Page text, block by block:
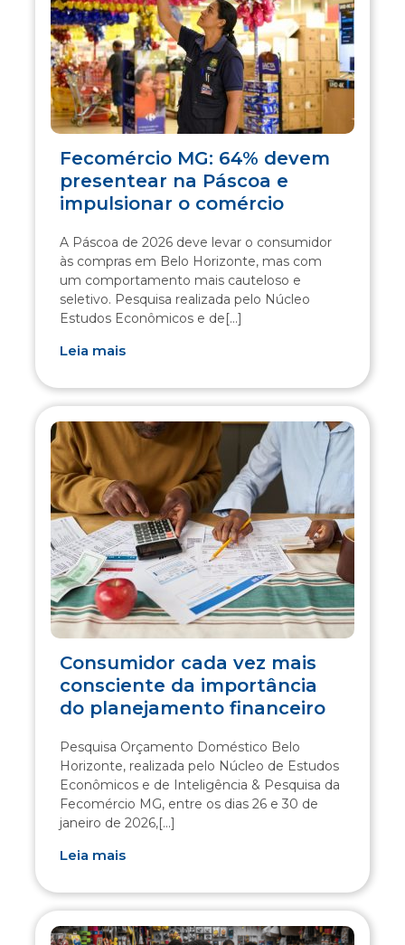
Fecomércio MG: 64% devem
presentear na Páscoa e
impulsionar o comércio
A Páscoa de 2026 deve levar o consumidor
às compras em Belo Horizonte, mas com
um comportamento mais cauteloso e
seletivo. Pesquisa realizada pelo Núcleo
Estudos Econômicos e de[...]
Leia mais
Consumidor cada vez mais
consciente da importância
do planejamento financeiro
Pesquisa Orçamento Doméstico Belo
Horizonte, realizada pelo Núcleo de Estudos
Econômicos e de Inteligência & Pesquisa da
Fecomércio MG, entre os dias 26 e 30 de
janeiro de 2026,[...]
Leia mais